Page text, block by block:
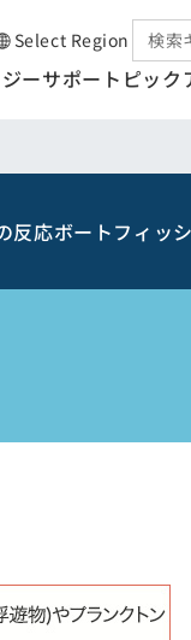
Select Region
ーサポート ピック
反応ボートフィッ